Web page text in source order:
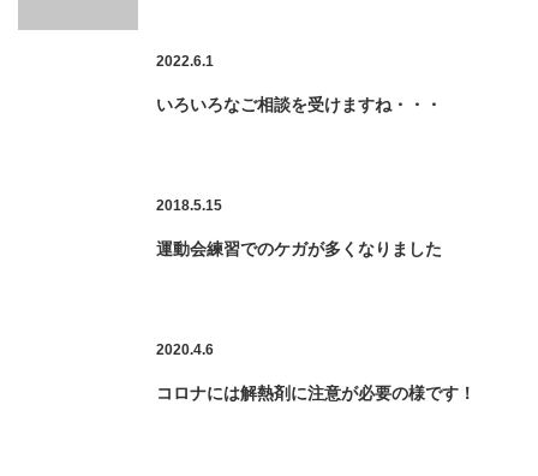
2022.6.1
いろいろなご相談を受けますね・・・
2018.5.15
運動会練習でのケガが多くなりました
2020.4.6
コロナには解熱剤に注意が必要の様です！